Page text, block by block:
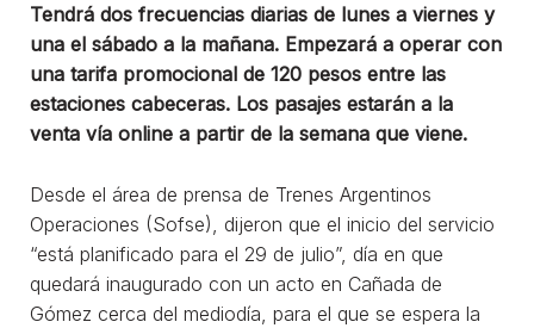
Tendrá dos frecuencias diarias de lunes a viernes y
una el sábado a la mañana. Empezará a operar con
una tarifa promocional de 120 pesos entre las
estaciones cabeceras. Los pasajes estarán a la
venta vía online a partir de la semana que viene.
Desde el área de prensa de Trenes Argentinos
Operaciones (Sofse), dijeron que el inicio del servicio
“está planificado para el 29 de julio”, día en que
quedará inaugurado con un acto en Cañada de
Gómez cerca del mediodía, para el que se espera la